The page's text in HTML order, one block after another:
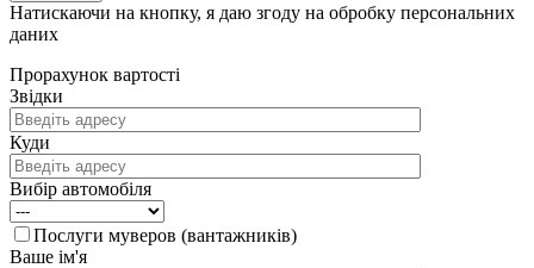
Натискаючи на кнопку, я даю згоду на обробку персональних
даних
Прорахунок вартості
Звідки
Куди
Вибір автомобіля
Послуги муверов (вантажників)
Ваше ім'я